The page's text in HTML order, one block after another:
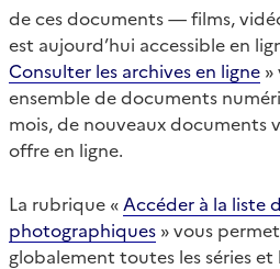
de ces documents — films,
est aujourd’hui accessible en
Consulter les archives en ligne »
ensemble de documents
mois, de nouveaux documents
offre en ligne.
La rubrique « Accéder à la liste
photographiques » vous
globalement toutes les séries et